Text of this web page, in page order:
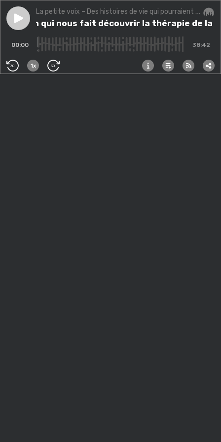
Play episode Le coach qui nous fait découvrir la thérapie de la
La petite voix – Des histoires de vie qui pourraient changer la vôtre.
Le coach qui nous fait découvrir la thérapie de la
00:00 38:42
30 1x 30